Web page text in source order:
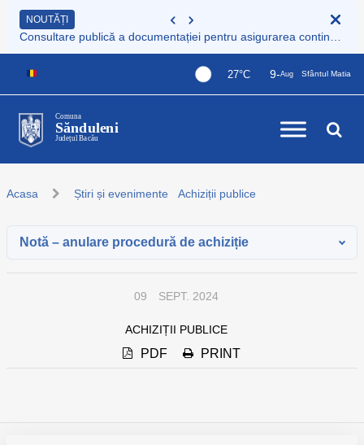
NOUTĂȚI
27°C 9-Aug Sfântul Matia
Comuna
Sănduleni
Județul Bacău
Acasa Știri și evenimente Achiziții publice
Notă – anulare procedură de achiziție
09 SEPT. 2024
ACHIZIȚII PUBLICE
PDF PRINT